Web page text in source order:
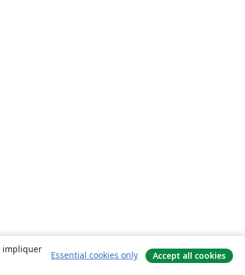
impliquer
Essential cookies only Accept all cookies